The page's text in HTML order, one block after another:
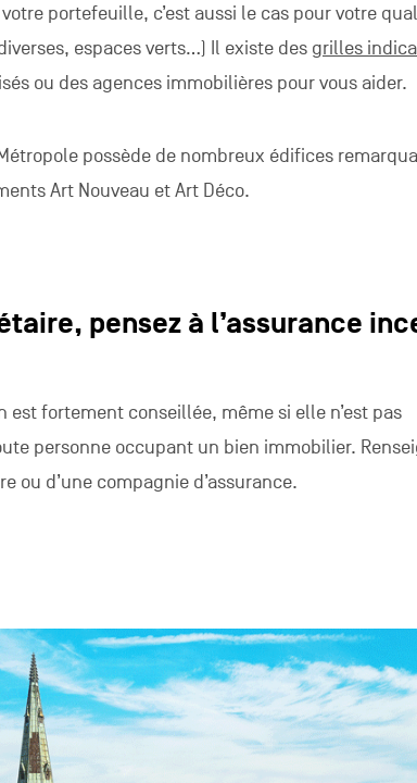
portefeuille, c’est aussi le cas pour votre
espaces verts…) Il existe des grilles
ou des agences immobilières pour vous aider.
possède de nombreux édifices
Art Nouveau et Art Déco.
pensez à l’assurance
est fortement conseillée, même si elle n’est pas
personne occupant un bien immobilier.
ou d’une compagnie d’assurance.